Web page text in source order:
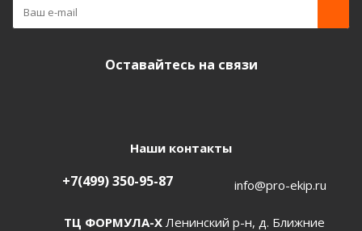
Оставайтесь на связи
Наши контакты
+7(499) 350-95-87 info@pro-ekip.ru
ТЦ ФОРМУЛА-ХЛенинский р-н, д. Ближние